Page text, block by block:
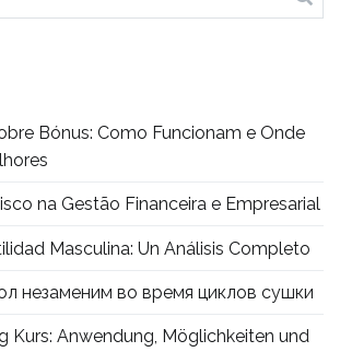
Bónus: Como Funcionam e Onde
na Gestão Financeira e Empresarial
Masculina: Un Análisis Completo
незаменим во время циклов сушки
Kurs: Anwendung, Möglichkeiten und